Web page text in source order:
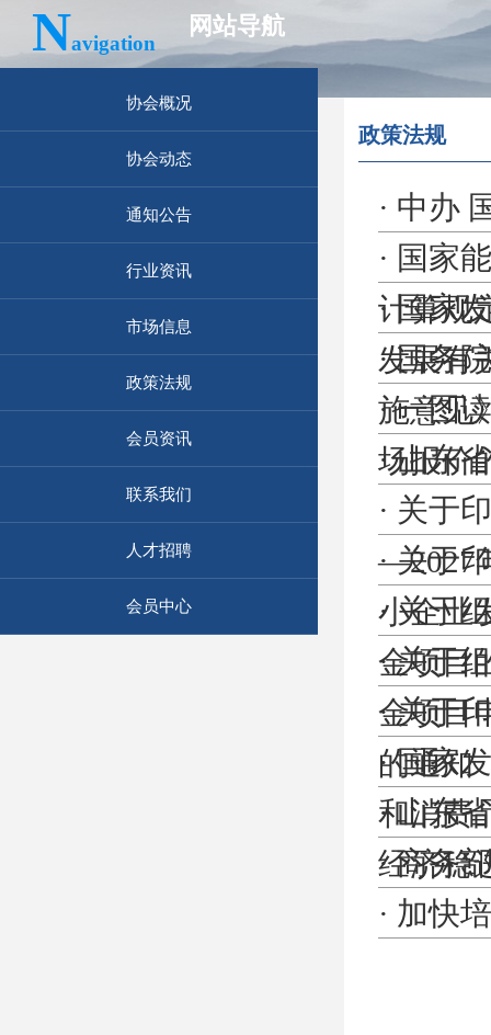
Navigation
网站导航
协会概况
协会动态
通知公告
行业资讯
市场信息
政策法规
会员资讯
联系我们
人才招聘
会员中心
政策法规
· 中办
· 国家
计算规
·国家
发展有
·国务
施意见
·一图
场报价
·山东
· 关于
—2027
·关于
小企业
· 关于
金项目
·关于
金项目
·关于
的通知
·国家
和消费
·山东
经济稳
·商务
· 加快